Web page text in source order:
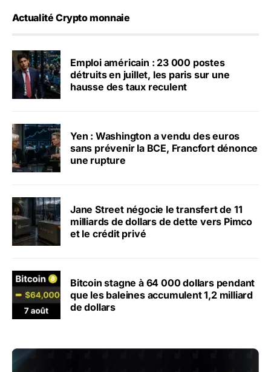
Actualité Crypto monnaie
Emploi américain : 23 000 postes
détruits en juillet, les paris sur une
hausse des taux reculent
Yen : Washington a vendu des euros
sans prévenir la BCE, Francfort dénonce
une rupture
Jane Street négocie le transfert de 11
milliards de dollars de dette vers Pimco
et le crédit privé
Bitcoin stagne à 64 000 dollars pendant
que les baleines accumulent 1,2 milliard
de dollars